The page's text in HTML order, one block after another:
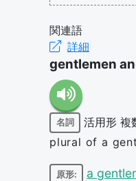
関連語
詳細
gentlemen
名詞 活用形 複
plural of a
原形: a